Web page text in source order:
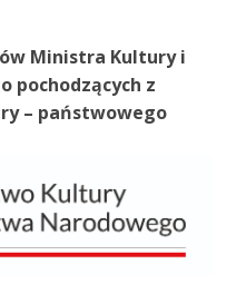
Ministra Kultury i
pochodzących z
– państwowego